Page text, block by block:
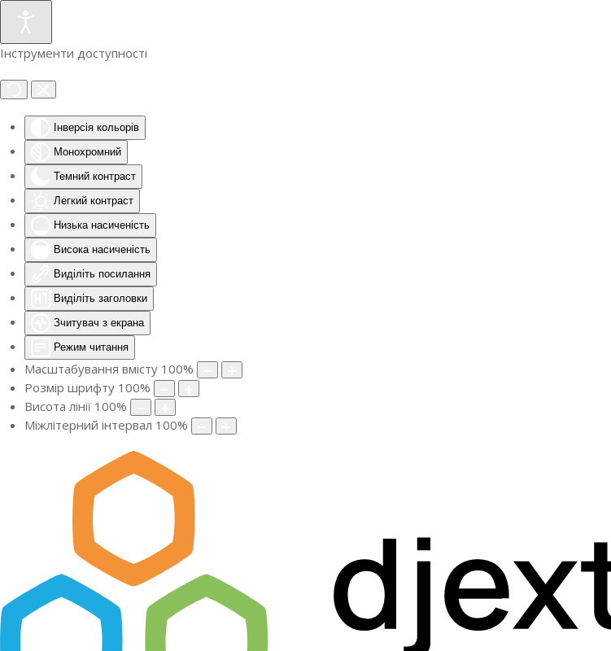
Інструменти доступності
Інверсія кольорів
Монохромний
Темний контраст
Легкий контраст
Низька насиченість
Висока насиченість
Виділіть посилання
Виділіть заголовки
Зчитувач з екрана
Режим читання
Масштабування вмісту 100%
Розмір шрифту 100%
Висота лінії 100%
Міжлітерний інтервал 100%